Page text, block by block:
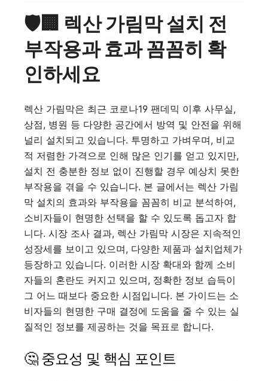
🛡️🏢 렉산 가림막 설치 전
부작용과 효과 꼼꼼히 확
인하세요
렉산 가림막은 최근 코로나19 팬데믹 이후 사무실,
상점, 병원 등 다양한 공간에서 방역 및 안전을 위해
널리 설치되고 있습니다. 투명하고 가벼우며, 비교
적 저렴한 가격으로 인해 많은 인기를 얻고 있지만,
설치 전 충분한 정보 없이 진행할 경우 예상치 못한
부작용을 겪을 수 있습니다. 본 글에서는 렉산 가림
막 설치의 효과와 부작용을 꼼꼼히 비교 분석하여,
소비자들이 현명한 선택을 할 수 있도록 돕고자 합
니다. 시장 조사 결과, 렉산 가림막 시장은 지속적인
성장세를 보이고 있으며, 다양한 제품과 설치업체가
등장하고 있습니다. 이러한 시장 확대와 함께 소비
자들의 혼란도 커지고 있으며, 정확한 정보 습득이
그 어느 때보다 중요한 시점입니다. 본 가이드는 소
비자들의 현명한 구매 결정에 도움을 줄 수 있는 실
질적인 정보를 제공하는 것을 목표로 합니다.
🤔 중요성 및 핵심 포인트